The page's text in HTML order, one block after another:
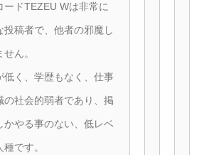
ードTEZEU Wは非常に
投稿者で、他者の邪魔し
ん。
低く、学歴もなく、仕事
の社会的弱者であり、掲
かやる事のない、低レベ
です。